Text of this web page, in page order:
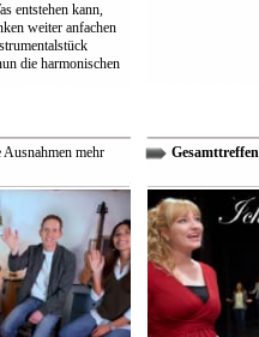
entstehen kann,
weiter anfachen
die harmonischen
mehr